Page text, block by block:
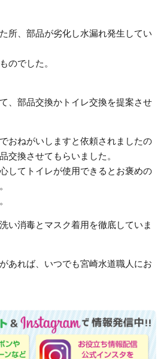
所、部品が劣化し水漏れ発生してい
のでした。
、部品交換かトイレ交換を提案させ
おねがいしますと依頼されましたの
交換させてもらいました。
してトイレが使用できるとお褒めの
い消毒とマスク着用を徹底していま
あれば、いつでも宮崎水道職人にお